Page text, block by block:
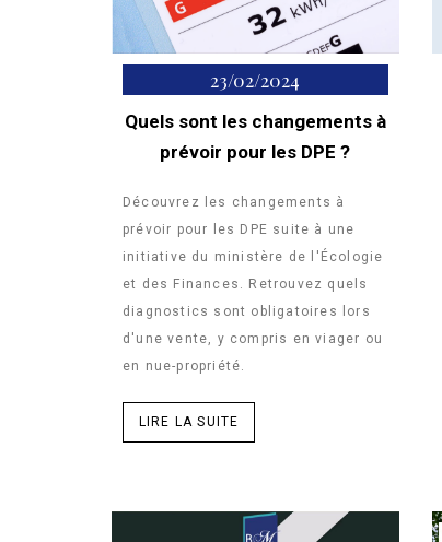
23/02/2024
Quels sont les changements à
prévoir pour les DPE ?
Découvrez les changements à
prévoir pour les DPE suite à une
initiative du ministère de l'Écologie
et des Finances. Retrouvez quels
diagnostics sont obligatoires lors
d'une vente, y compris en viager ou
en nue-propriété.
LIRE LA SUITE